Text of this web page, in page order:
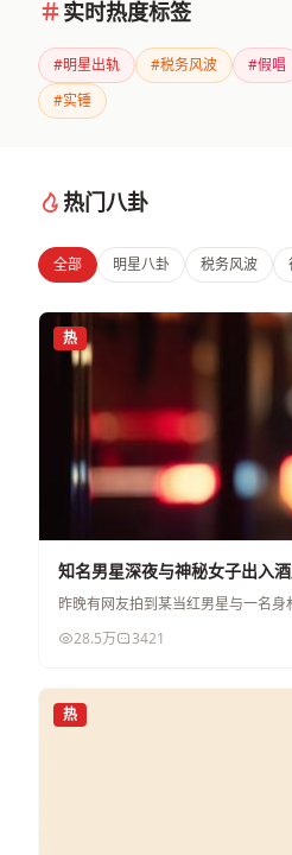
实时热度标签
#明星出轨 #税务风波 #假唱
#实锤
热门八卦
全部 明星八卦 税务风波
热
知名男星深夜与神秘女子出入
昨晚有网友拍到某当红男星与一名
28.5万
3421
热